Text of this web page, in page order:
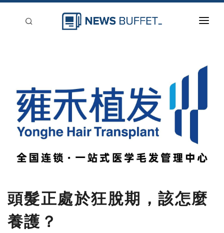
登入
刊登
頭髮正處於狂脫期，該怎麼
養護？